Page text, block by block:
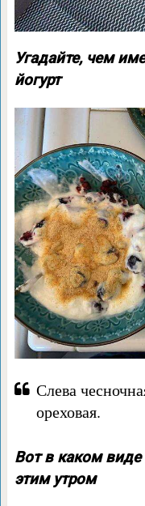
Угадайте, чем
йогурт
Слева
ореховая.
Вот в каком
этим утром